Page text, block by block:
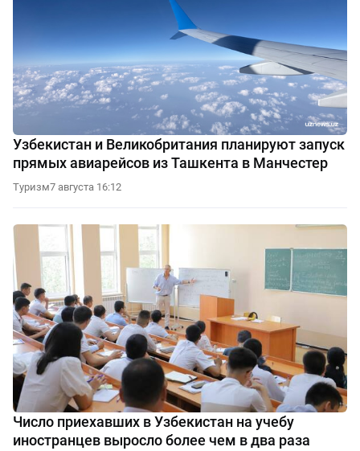
Узбекистан и Великобритания планируют запуск
прямых авиарейсов из Ташкента в Манчестер
Туризм7 августа 16:12
Число приехавших в Узбекистан на учебу
иностранцев выросло более чем в два раза